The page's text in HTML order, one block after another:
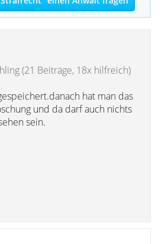
(21 Beiträge, 18x hilfreich)
hat man das
und da darf auch nichts
sein.